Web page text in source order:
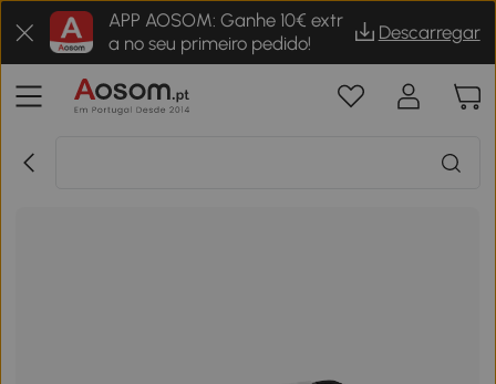
APP AOSOM: Ganhe 10€ extr
a no seu primeiro pedido!
Descarregar